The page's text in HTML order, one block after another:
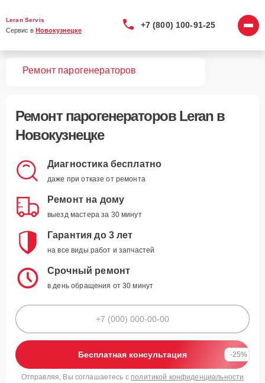
Leran Servis
Сервис в Новокузнецке
+7 (800) 100-91-25
Ремонт парогенераторов
Ремонт парогенераторов Leranв
Новокузнецке
Диагностика бесплатно
даже при отказе от ремонта
Ремонт на дому
выезд мастера за 30 минут
Гарантия до 3 лет
на все виды работ и запчастей
Срочный ремонт
в день обращения от 30 минут
Бесплатная консультация -25%
Отправляя, Вы соглашаетесь с политикой конфиденциальности